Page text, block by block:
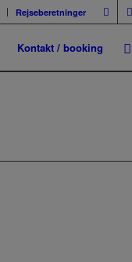
Rejseberetninger
Kontakt / booking